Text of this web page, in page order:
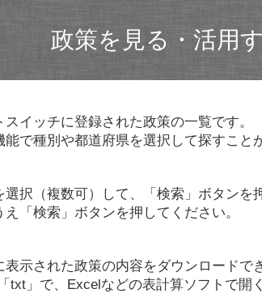
政策を見る・活用
イッチに登録された政策の一覧です。
で種別や都道府県を選択して探すこと
択（複数可）して、「検索」ボタンを
「検索」ボタンを押してください。
示された政策の内容をダウンロードで
txt」で、Excelなどの表計算ソフトで開